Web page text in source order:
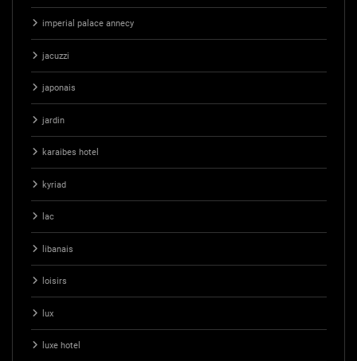
imperial palace annecy
jacuzzi
japonais
jardin
karaibes hotel
kyriad
lac
libanais
loisirs
lux
luxe hotel